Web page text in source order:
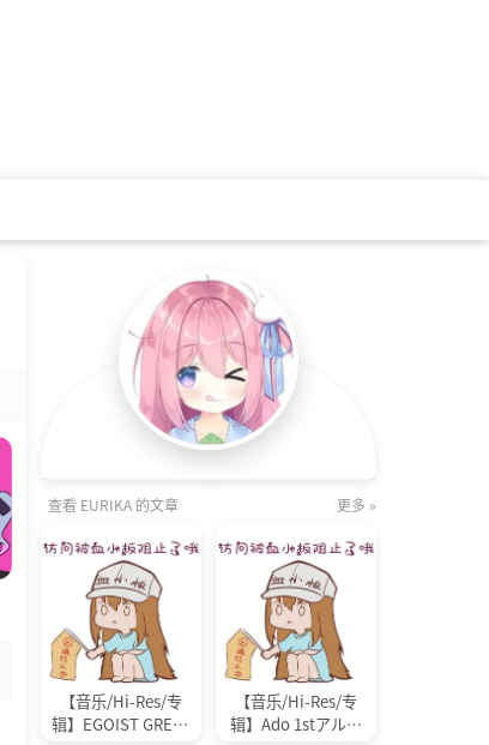
查看 EURIKA 的文章 更多 »
【音乐/Hi-Res/专
辑】EGOIST GREAT
【音乐/Hi-Res/专
辑】Ado 1stアルバ